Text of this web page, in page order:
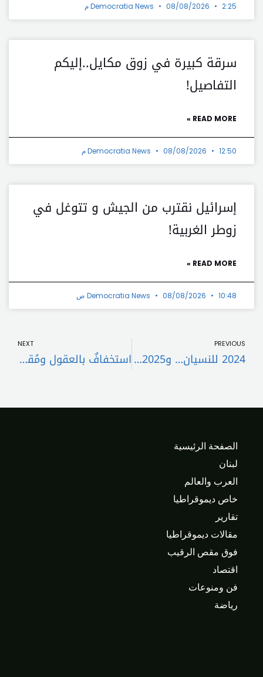
Democratia News 08/08/2026 2:25 م
سرقة كبيرة في زوق مكايل..إليكم
التفاصيل!
READ MORE »
Democratia News 08/08/2026 12:50 م
إسرائيل نقترب من الجيش و تتوغل في
زوطر الغربية!
READ MORE »
Democratia News 08/08/2026 10:48 ص
PREVIOUS
2024 للنسيان… و2025 عام الأمل بالتغيير
NEXT
استخفافٌ بالعقول ومُقامرة بالأرواح
الصفحة الرئيسية
لبنان
العرب والعالم
خاص ديموقراطيا
تقارير
مقالات ديموقراطيا
فوق مقص الرقيب
اقتصاد
فن ومنوعات
رياضة